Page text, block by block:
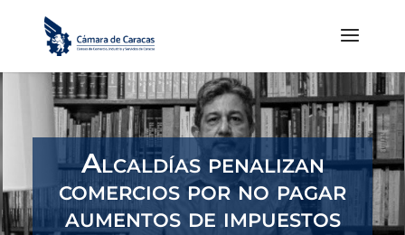
Alcaldías penalizan
comercios por no pagar
aumentos de impuestos